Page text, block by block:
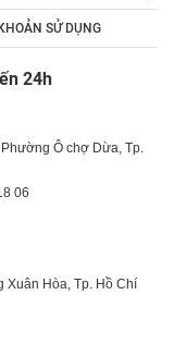
SỬ DỤNG
24h
Ô chợ Dừa, Tp.
06
Xuân Hòa, Tp. Hồ Chí